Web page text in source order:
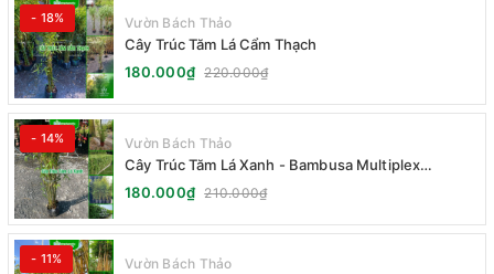
- 18% Vườn Bách Thảo
Cây Trúc Tăm Lá Cẩm Thạch
180.000₫ 220.000₫
- 14% Vườn Bách Thảo
Cây Trúc Tăm Lá Xanh - Bambusa Multiplex
Fernleaf
180.000₫ 210.000₫
- 11% Vườn Bách Thảo